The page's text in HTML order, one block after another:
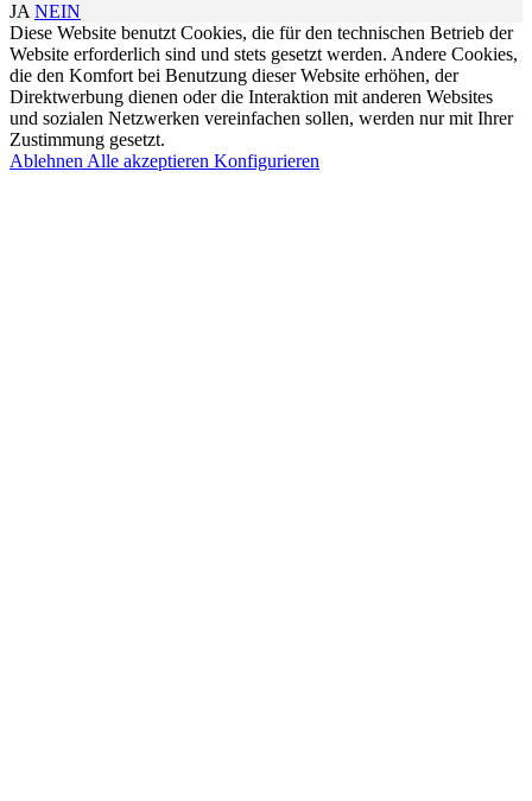
JA NEIN
Diese Website benutzt Cookies, die für den technischen Betrieb der
Website erforderlich sind und stets gesetzt werden. Andere Cookies,
die den Komfort bei Benutzung dieser Website erhöhen, der
Direktwerbung dienen oder die Interaktion mit anderen Websites
und sozialen Netzwerken vereinfachen sollen, werden nur mit Ihrer
Zustimmung gesetzt.
Ablehnen Alle akzeptieren Konfigurieren